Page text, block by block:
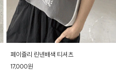
페이즐리 린넨배색 티셔츠
17,000원